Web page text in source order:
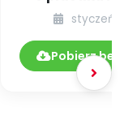
czyli
otoczeniu
styczeń
Pobierz